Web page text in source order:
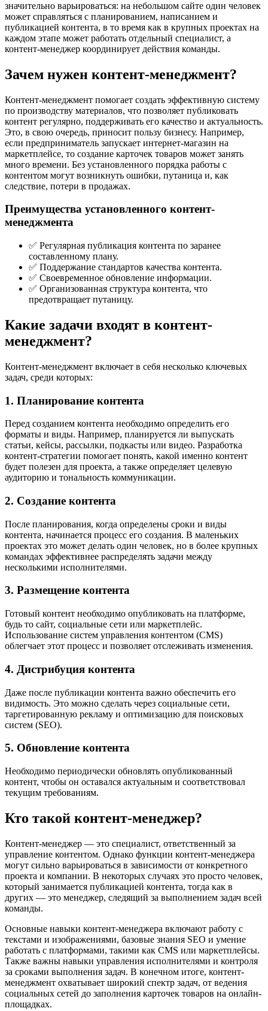
значительно варьироваться: на небольшом сайте один человек
может справляться с планированием, написанием и
публикацией контента, в то время как в крупных проектах на
каждом этапе может работать отдельный специалист, а
контент-менеджер координирует действия команды.
Зачем нужен контент-менеджмент?
Контент-менеджмент помогает создать эффективную систему
по производству материалов, что позволяет публиковать
контент регулярно, поддерживать его качество и актуальность.
Это, в свою очередь, приносит пользу бизнесу. Например,
если предприниматель запускает интернет-магазин на
маркетплейсе, то создание карточек товаров может занять
много времени. Без установленного порядка работы с
контентом могут возникнуть ошибки, путаница и, как
следствие, потери в продажах.
Преимущества установленного контент-
менеджмента
✅ Регулярная публикация контента по заранее
составленному плану.
✅ Поддержание стандартов качества контента.
✅ Своевременное обновление информации.
✅ Организованная структура контента, что
предотвращает путаницу.
Какие задачи входят в контент-
менеджмент?
Контент-менеджмент включает в себя несколько ключевых
задач, среди которых:
1. Планирование контента
Перед созданием контента необходимо определить его
форматы и виды. Например, планируется ли выпускать
статьи, кейсы, рассылки, подкасты или видео. Разработка
контент-стратегии помогает понять, какой именно контент
будет полезен для проекта, а также определяет целевую
аудиторию и тональность коммуникации.
2. Создание контента
После планирования, когда определены сроки и виды
контента, начинается процесс его создания. В маленьких
проектах это может делать один человек, но в более крупных
командах эффективнее распределять задачи между
несколькими исполнителями.
3. Размещение контента
Готовый контент необходимо опубликовать на платформе,
будь то сайт, социальные сети или маркетплейс.
Использование систем управления контентом (CMS)
облегчает этот процесс и позволяет отслеживать изменения.
4. Дистрибуция контента
Даже после публикации контента важно обеспечить его
видимость. Это можно сделать через социальные сети,
таргетированную рекламу и оптимизацию для поисковых
систем (SEO).
5. Обновление контента
Необходимо периодически обновлять опубликованный
контент, чтобы он оставался актуальным и соответствовал
текущим требованиям.
Кто такой контент-менеджер?
Контент-менеджер — это специалист, ответственный за
управление контентом. Однако функции контент-менеджера
могут сильно варьироваться в зависимости от конкретного
проекта и компании. В некоторых случаях это просто человек,
который занимается публикацией контента, тогда как в
других — это менеджер, следящий за выполнением задач всей
команды.
Основные навыки контент-менеджера включают работу с
текстами и изображениями, базовые знания SEO и умение
работать с платформами, такими как CMS или маркетплейсы.
Также важны навыки управления исполнителями и контроля
за сроками выполнения задач. В конечном итоге, контент-
менеджмент охватывает широкий спектр задач, от ведения
социальных сетей до заполнения карточек товаров на онлайн-
площадках.